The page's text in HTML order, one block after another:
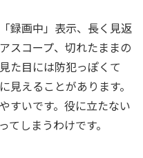
録画中」表示、長く見返
スコープ、切れたままの
た目には防犯っぽくて
見えることがあります。
すいです。役に立たない
てしまうわけです。